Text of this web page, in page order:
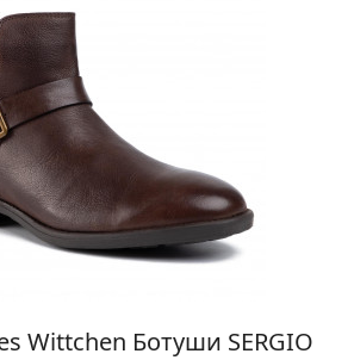
Wittchen Ботуши SERGIO